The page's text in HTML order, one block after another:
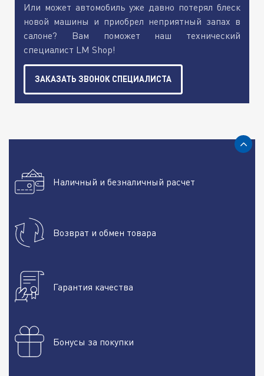
Или может автомобиль уже давно потерял блеск
новой машины и приобрел неприятный запах в
салоне? Вам поможет наш технический
специалист LM Shop!
ЗАКАЗАТЬ ЗВОНОК СПЕЦИАЛИСТА
Наличный и безналичный расчет
Возврат и обмен товара
Гарантия качества
Бонусы за покупки